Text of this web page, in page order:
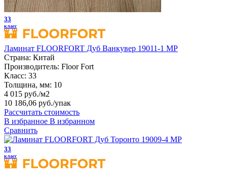
33
класс
Ламинат FLOORFORT Дуб Ванкувер 19011-1 MP
Страна: Китай
Производитель: Floor Fort
Класс: 33
Толщина, мм: 10
4 015 руб./м2
10 186,06 руб./упак
Рассчитать стоимость
В избранное В избранном
Сравнить
33
класс